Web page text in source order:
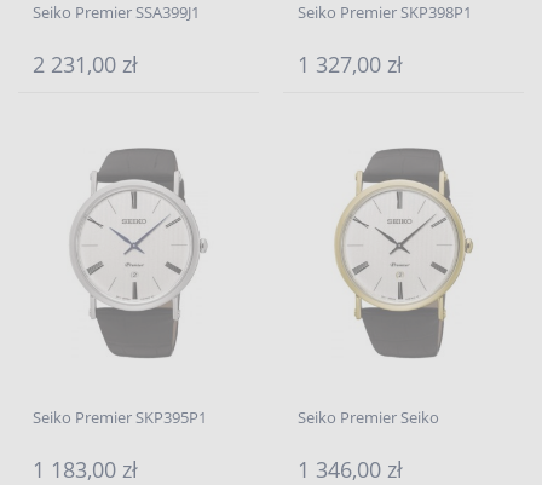
Seiko Premier SSA399J1
2 231,00 zł
Seiko Premier SKP398P1
1 327,00 zł
Seiko Premier SKP395P1
1 183,00 zł
Seiko Premier Seiko
1 346,00 zł